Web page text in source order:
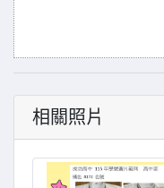
相關照片